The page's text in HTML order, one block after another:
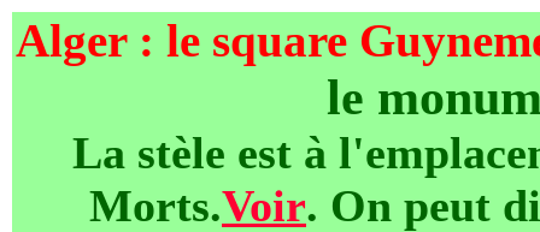
Alger : le square
le
La stèle est à
Morts.Voir. On peut